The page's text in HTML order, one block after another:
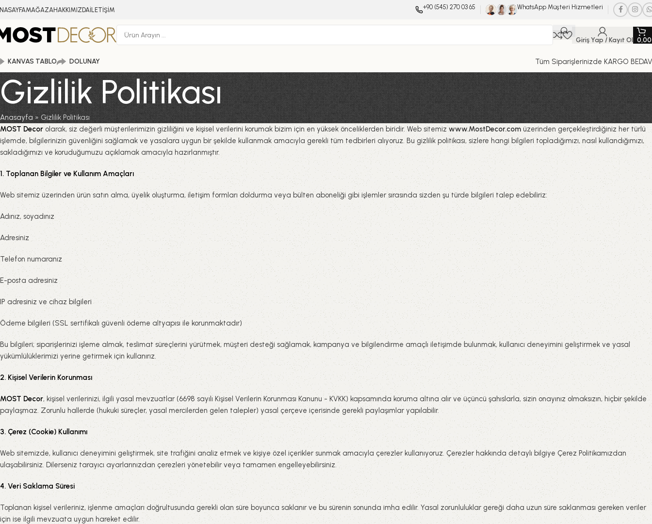
MAĞAZAHAKKIMIZDAİLETİŞİM +90 (545) 270 03 65 WhatsApp Müşteri Hizmetleri
Giriş Yap / Kayıt Ol
KANVAS TABLO DOLUNAY Tüm Siparişlerinizde KARGO
Gizlilik Politikası
Anasayfa »Gizlilik Politikası
MOST Decorolarak, siz değerli müşterilerimizin gizliliğini ve kişisel verilerini korumak bizim için en yüksek önceliklerden biridir. Web sitemizwww.MostDecor.com üzerinden gerçekleştirdiğiniz her türlü
işlemde, bilgilerinizin güvenliğini sağlamak ve yasalara uygun bir şekilde kullanmak amacıyla gerekli tüm tedbirleri alıyoruz. Bu gizlilik politikası, sizlere hangi bilgileri topladığımızı, nasıl kullandığımızı,
sakladığımızı ve koruduğumuzu açıklamak amacıyla hazırlanmıştır.
1. Toplanan Bilgiler ve Kullanım Amaçları
Web sitemiz üzerinden ürün satın alma, üyelik oluşturma, iletişim formları doldurma veya bülten aboneliği gibi işlemler sırasında sizden şu türde bilgileri talep edebiliriz:
Adınız, soyadınız
Adresiniz
Telefon numaranız
E-posta adresiniz
IP adresiniz ve cihaz bilgileri
Ödeme bilgileri (SSL sertifikalı güvenli ödeme altyapısı ile korunmaktadır)
Bu bilgileri; siparişlerinizi işleme almak, teslimat süreçlerini yürütmek, müşteri desteği sağlamak, kampanya ve bilgilendirme amaçlı iletişimde bulunmak, kullanıcı deneyimini geliştirmek ve yasal
yükümlülüklerimizi yerine getirmek için kullanırız.
2. Kişisel Verilerin Korunması
MOST Decor, kişisel verilerinizi, ilgili yasal mevzuatlar (6698 sayılı Kişisel Verilerin Korunması Kanunu - KVKK) kapsamında koruma altına alır ve üçüncü şahıslarla, sizin onayınız olmaksızın, hiçbir şekilde
paylaşmaz. Zorunlu hallerde (hukuki süreçler, yasal mercilerden gelen talepler) yasal çerçeve içerisinde gerekli paylaşımlar yapılabilir.
3. Çerez (Cookie) Kullanımı
Web sitemizde, kullanıcı deneyimini geliştirmek, site trafiğini analiz etmek ve kişiye özel içerikler sunmak amacıyla çerezler kullanıyoruz. Çerezler hakkında detaylı bilgiye Çerez Politikamızdan
ulaşabilirsiniz. Dilerseniz tarayıcı ayarlarınızdan çerezleri yönetebilir veya tamamen engelleyebilirsiniz.
4. Veri Saklama Süresi
Toplanan kişisel verileriniz, işlenme amaçları doğrultusunda gerekli olan süre boyunca saklanır ve bu sürenin sonunda imha edilir. Yasal zorunluluklar gereği daha uzun süre saklanması gereken veriler
için ise ilgili mevzuata uygun hareket edilir.